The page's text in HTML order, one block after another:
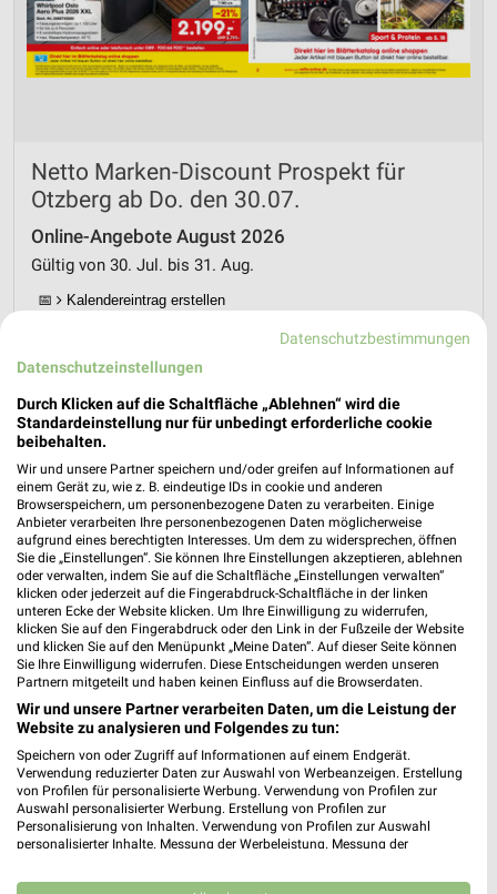
Netto Marken-Discount Prospekt für
Otzberg ab Do. den 30.07.
Online-Angebote August 2026
Gültig von 30. Jul. bis 31. Aug.
📅 Kalendereintrag erstellen
PROSPEKT BLÄTTERN
SPIRITUOSEN GETRÄNKE GRILLEN AKTIONEN, RABATTE &
Jetzt alle "Spirituosen" Themen entdecken!
Datenschutzbestimmungen
Datenschutzeinstellungen
Durch Klicken auf die Schaltfläche „Ablehnen“ wird die
Standardeinstellung nur für unbedingt erforderliche cookie
beibehalten.
Wir und unsere Partner speichern und/oder greifen auf Informationen auf
einem Gerät zu, wie z. B. eindeutige IDs in cookie und anderen
Browserspeichern, um personenbezogene Daten zu verarbeiten. Einige
Anbieter verarbeiten Ihre personenbezogenen Daten möglicherweise
aufgrund eines berechtigten Interesses. Um dem zu widersprechen, öffnen
Sie die „Einstellungen“. Sie können Ihre Einstellungen akzeptieren, ablehnen
oder verwalten, indem Sie auf die Schaltfläche „Einstellungen verwalten“
klicken oder jederzeit auf die Fingerabdruck-Schaltfläche in der linken
unteren Ecke der Website klicken. Um Ihre Einwilligung zu widerrufen,
klicken Sie auf den Fingerabdruck oder den Link in der Fußzeile der Website
und klicken Sie auf den Menüpunkt „Meine Daten“. Auf dieser Seite können
Sie Ihre Einwilligung widerrufen. Diese Entscheidungen werden unseren
Partnern mitgeteilt und haben keinen Einfluss auf die Browserdaten.
Wir und unsere Partner verarbeiten Daten, um die Leistung der
Website zu analysieren und Folgendes zu tun:
Speichern von oder Zugriff auf Informationen auf einem Endgerät.
Verwendung reduzierter Daten zur Auswahl von Werbeanzeigen. Erstellung
von Profilen für personalisierte Werbung. Verwendung von Profilen zur
Auswahl personalisierter Werbung. Erstellung von Profilen zur
Personalisierung von Inhalten. Verwendung von Profilen zur Auswahl
personalisierter Inhalte. Messung der Werbeleistung. Messung der
Kombinationen von Daten aus verschiedenen Quellen. Entwicklung und